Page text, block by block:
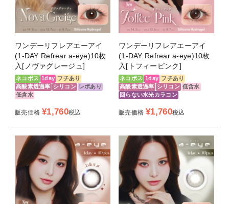
医療機器承認
番号
30200BZX00117000
製造国 マレーシア
製造販売元 フロムアイズ株式会社
製造業者 Visco Technology Sdn.Bhd.
ワンデーリフレアエーアイ
(1-DAY Refrear a-eye)10枚
入[ノヴァグレージュ]
ネコポス 1day フチあり
高酸素透過率 シリコン レポあり
低含水
販売価格 ¥1,760税込
ワンデーリフレアエーアイ
(1-DAY Refrear a-eye)10枚
入[トフィーピンク]
ネコポス 1day フチあり
高酸素透過率 シリコン 低含水
回らない水光カラコン
販売価格 ¥1,760税込